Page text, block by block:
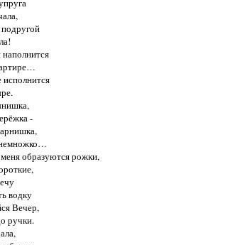
-
образуются рожки,
водку
Вечер,
ручки.